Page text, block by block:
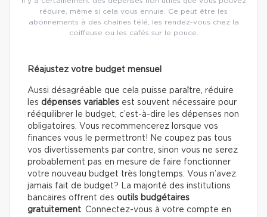
réduire, même si cela vous ennuie. Ce peut être les
abonnements à des chaînes télé, les rendez-vous chez la
coiffeuse ou les cafés sur le pouce.
Réajustez votre budget mensuel
Aussi désagréable que cela puisse paraître, réduire
les dépenses variables est souvent nécessaire pour
rééquilibrer le budget, c’est-à-dire les dépenses non
obligatoires. Vous recommencerez lorsque vos
finances vous le permettront! Ne coupez pas tous
vos divertissements par contre, sinon vous ne serez
probablement pas en mesure de faire fonctionner
votre nouveau budget très longtemps. Vous n’avez
jamais fait de budget? La majorité des institutions
bancaires offrent des outils budgétaires
gratuitement. Connectez-vous à votre compte en